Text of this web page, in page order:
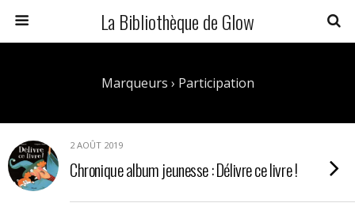
La Bibliothèque de Glow
Marqueurs › Participation
2 AOÛT 2019
Chronique album jeunesse : Délivre ce livre !